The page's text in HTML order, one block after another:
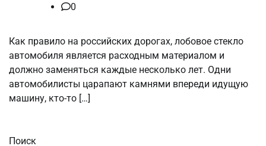
0
Как правило на российских дорогах, лобовое стекло
автомобиля является расходным материалом и
должно заменяться каждые несколько лет. Одни
автомобилисты царапают камнями впереди идущую
машину, кто-то […]
Поиск